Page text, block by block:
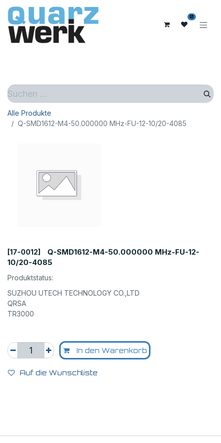
0
Alle Produkte
Q-SMD1612-M4-50.000000 MHz-FU-12-10/20-4085
[17-0012]
Q-SMD1612-M4-50.000000 MHz-FU-12-
10/20-4085
Produktstatus:
SUZHOU UTECH TECHNOLOGY CO.,LTD
QRSA
TR3000
In den Warenkorb
Auf die Wunschliste